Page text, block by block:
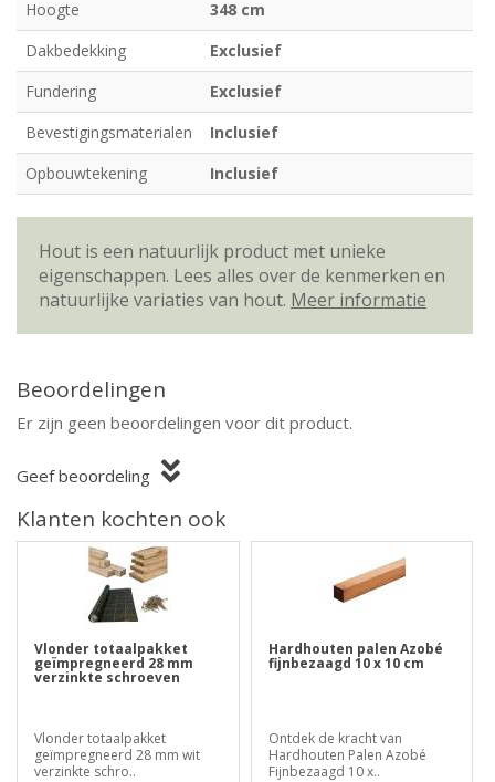
Hoogte
348 cm
Dakbedekking
Exclusief
Fundering
Exclusief
Bevestigingsmaterialen
Inclusief
Opbouwtekening
Inclusief
Hout is een natuurlijk product met unieke
eigenschappen. Lees alles over de kenmerken en
natuurlijke variaties van hout. Meer informatie
Beoordelingen
Er zijn geen beoordelingen voor dit product.
Geef beoordeling
Klanten kochten ook
Vlonder totaalpakket
geïmpregneerd 28 mm
verzinkte schroeven
Vlonder totaalpakket
geïmpregneerd 28 mm wit
verzinkte schro..
Hardhouten palen Azobé
fijnbezaagd 10 x 10 cm
Ontdek de kracht van
Hardhouten Palen Azobé
Fijnbezaagd 10 x..